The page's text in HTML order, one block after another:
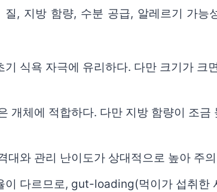
, 지방 함량, 수분 공급, 알레르기 가능
식욕 자극에 유리하다. 다만 크기가 크
체에 적합하다. 다만 지방 함량이 조금
와 관리 난이도가 상대적으로 높아 주
다르므로, gut-loading(먹이가 섭취한